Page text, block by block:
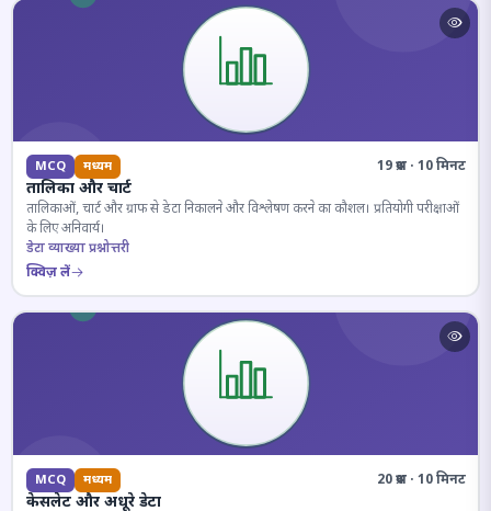
MCQ मध्यम 19 प्रश्न · 10 मिनट
तालिका और चार्ट
तालिकाओं, चार्ट और ग्राफ से डेटा निकालने और विश्लेषण करने का कौशल। प्रतियोगी परीक्षाओं
के लिए अनिवार्य।
डेटा व्याख्या प्रश्नोत्तरी
क्विज़ लें
MCQ मध्यम 20 प्रश्न · 10 मिनट
केसलेट और अधूरे डेटा